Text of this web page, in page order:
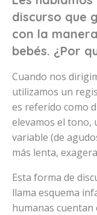
discurso que
con la
bebés. ¿Por
Cuando nos
utilizamos un
es referido como
elevamos el tono,
variable (de
más lenta,
Esta forma de
llama esquema
humanas